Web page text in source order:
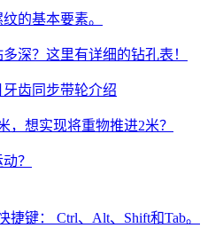
的基本要素。
深？这里有详细的钻孔表！
齿同步带轮介绍
，想实现将重物推进2米？
？
捷键： Ctrl、Alt、Shift和Tab。